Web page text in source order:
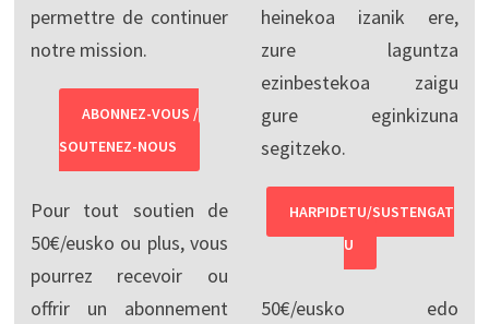
permettre de continuer
notre mission.
ABONNEZ-VOUS /
SOUTENEZ-NOUS
Pour tout soutien de
50€/eusko ou plus, vous
pourrez recevoir ou
offrir un abonnement
heinekoa izanik ere,
zure laguntza
ezinbestekoa zaigu
gure eginkizuna
segitzeko.
HARPIDETU/SUSTENGAT
U
50€/eusko edo